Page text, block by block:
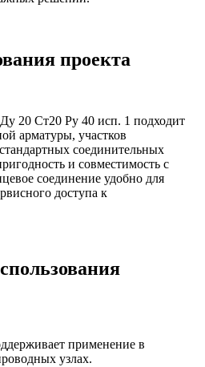
проекта
20 Ст20 Ру 40 исп. 1 подходит
арматуры, участков
соединительных
и совместимость с
соединение удобно для
доступа к
применение в
узлах.